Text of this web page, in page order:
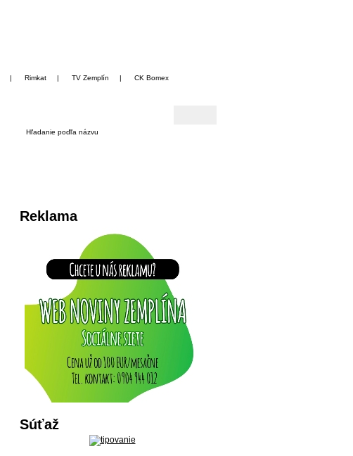
| Rimkat | TV Zemplín | CK Bomex
Hľadanie poďľa názvu
Reklama
Súťaž